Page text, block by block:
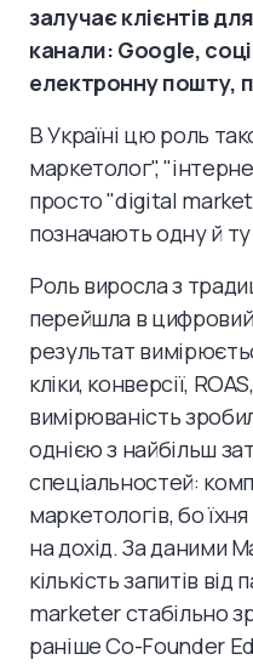
залучає клієнтів
канали: Google,
електронну пошту,
В Україні цю роль
маркетолог",
просто "digital
позначають одну й
Роль виросла з
перейшла в
результат
кліки, конверсії,
вимірюваність
однією з найбільш
спеціальностей:
маркетологів, бо
на дохід. За даними
кількість запитів
marketer стабільно
раніше Co-Founder